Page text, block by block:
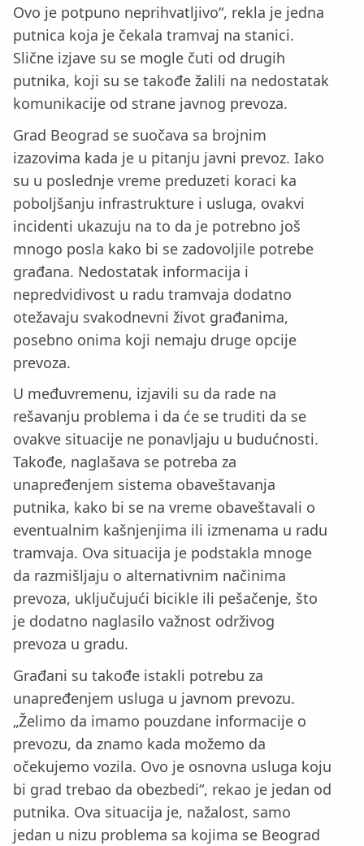
Ovo je potpuno neprihvatljivo“, rekla je jedna
putnica koja je čekala tramvaj na stanici.
Slične izjave su se mogle čuti od drugih
putnika, koji su se takođe žalili na nedostatak
komunikacije od strane javnog prevoza.
Grad Beograd se suočava sa brojnim
izazovima kada je u pitanju javni prevoz. Iako
su u poslednje vreme preduzeti koraci ka
poboljšanju infrastrukture i usluga, ovakvi
incidenti ukazuju na to da je potrebno još
mnogo posla kako bi se zadovoljile potrebe
građana. Nedostatak informacija i
nepredvidivost u radu tramvaja dodatno
otežavaju svakodnevni život građanima,
posebno onima koji nemaju druge opcije
prevoza.
U međuvremenu, izjavili su da rade na
rešavanju problema i da će se truditi da se
ovakve situacije ne ponavljaju u budućnosti.
Takođe, naglašava se potreba za
unapređenjem sistema obaveštavanja
putnika, kako bi se na vreme obaveštavali o
eventualnim kašnjenjima ili izmenama u radu
tramvaja. Ova situacija je podstakla mnoge
da razmišljaju o alternativnim načinima
prevoza, uključujući bicikle ili pešačenje, što
je dodatno naglasilo važnost održivog
prevoza u gradu.
Građani su takođe istakli potrebu za
unapređenjem usluga u javnom prevozu.
„Želimo da imamo pouzdane informacije o
prevozu, da znamo kada možemo da
očekujemo vozila. Ovo je osnovna usluga koju
bi grad trebao da obezbedi“, rekao je jedan od
putnika. Ova situacija je, nažalost, samo
jedan u nizu problema sa kojima se Beograd